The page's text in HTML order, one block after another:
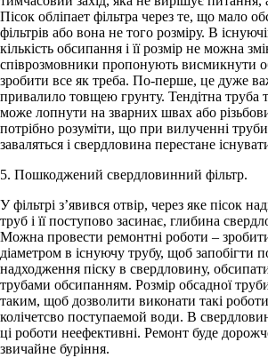
Пісок обліпает фільтра через те, що мало
фільтрів або вона не того розміру. В
кількість обсипання і її розмір не можна
співрозмовники пропонують висмикнути
зробити все як треба. По-перше, це дуже
привалило товщею грунту. Тендітна труба
може лопнути на зварних швах або
потрібно розуміти, що при вилученні
заваляться і свердловина перестане
5. Пошкоджений свердловинний фільтр.
У фільтрі з’явився отвір, через яке пісок
труб і її поступово засинає, глибина
Можна провести ремонтні роботи –
діаметром в існуючу трубу, щоб запобігти
надходження піску в свердловину,
трубами обсипанням. Розмір обсадної
таким, щоб дозволити виконати такі
колічетсво поступаемой води. В
ці роботи неефективні. Ремонт буде
звичайне буріння.